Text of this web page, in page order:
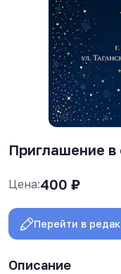
Приглашение в
Цена:400 ₽
Перейти в
Описание